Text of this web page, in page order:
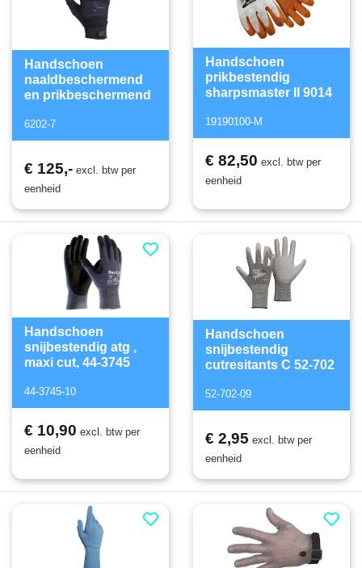
Handschoen
naaldbeschermend
en prikbeschermend
6202-7
€ 125,- excl. btw per
eenheid
Handschoen
prikbestendig
sharpsmaster II 9014
19190100-M
€ 82,50 excl. btw per
eenheid
Handschoen
snijbestendig atg ,
maxi cut, 44-3745
44-3745-10
€ 10,90 excl. btw per
eenheid
Handschoen
snijbestendig
cutresitants C 52-702
52-702-09
€ 2,95 excl. btw per
eenheid